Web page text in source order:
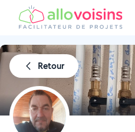
Retour